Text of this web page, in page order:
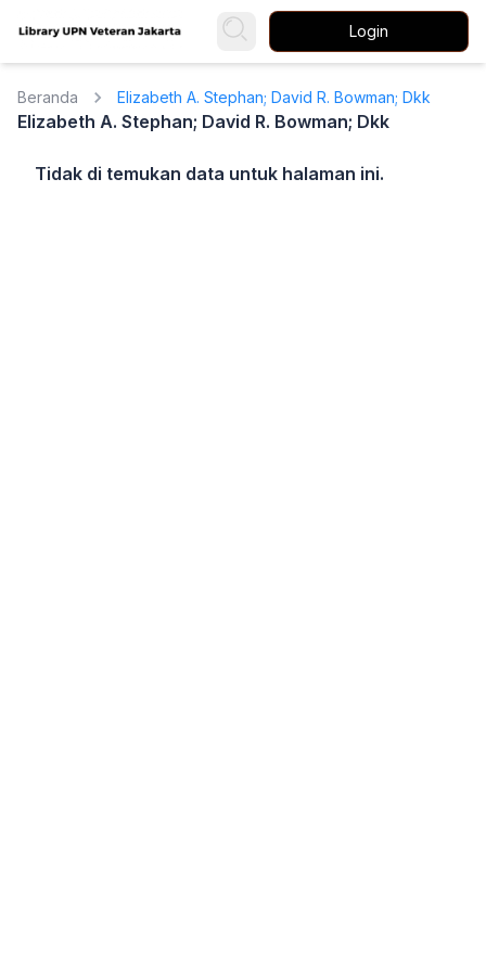
Login
Beranda Elizabeth A. Stephan; David R. Bowman; Dkk
Elizabeth A. Stephan; David R. Bowman; Dkk
Tidak di temukan data untuk halaman ini.